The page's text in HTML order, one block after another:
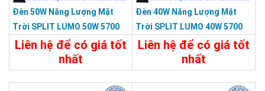
Đèn 50W Năng Lượng Mặt
Trời SPLIT LUMO 50W 5700
Màu Xám KY-FXC-002-C1
Liên hệ để có giá tốt
nhất
Đèn 40W Năng Lượng Mặt
Trời SPLIT LUMO 40W 5700
Màu Xám KY-FXC-001
Liên hệ để có giá tốt
nhất